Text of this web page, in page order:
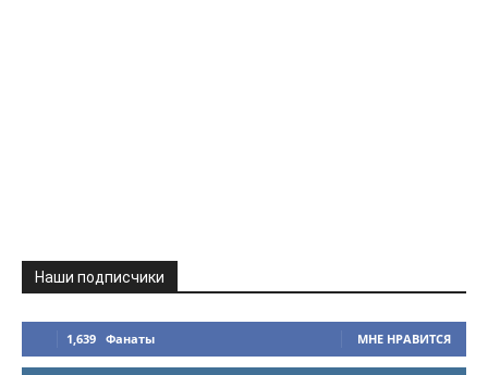
Наши подписчики
1,639 Фанаты МНЕ НРАВИТСЯ